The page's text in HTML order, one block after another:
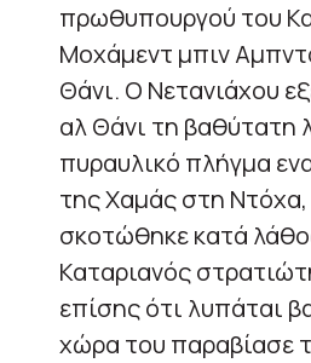
πρωθυπουργού του
Μοχάμεντ μπιν
Θάνι. Ο Νετανιάχου
αλ Θάνι τη βαθύτατη
πυραυλικό πλήγμα
της Χαμάς στη
σκοτώθηκε κατά
Καταριανός
επίσης ότι λυπάται
χώρα του παραβίασε